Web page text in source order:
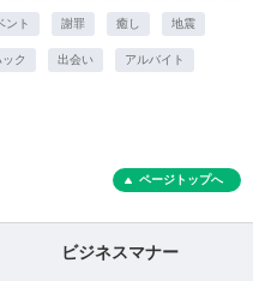
ント 謝罪 癒し 地震
ク 出会い アルバイト
ページトップへ
ビジネスマナー